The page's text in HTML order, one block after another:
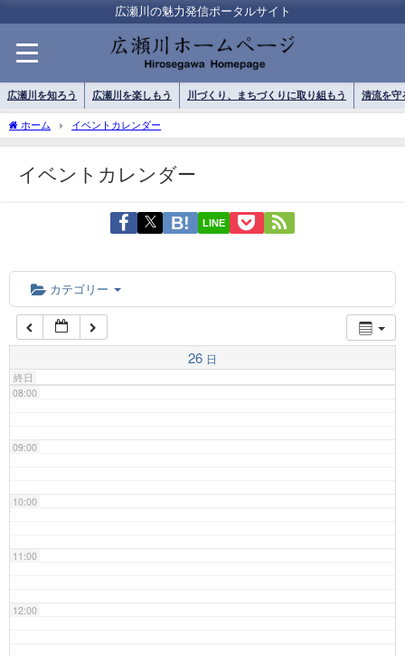
広瀬川の魅力発信ポータルサイト
広瀬川を知ろう 広瀬川を楽しもう 川づくり、まちづくりに取り組もう 清流を守
ホーム イベントカレンダー
イベントカレンダー
LINE
カテゴリー
26 日
終日
02:00
03:00
04:00
06:00
07:00
08:00
09:00
10:00
11:00
12:00